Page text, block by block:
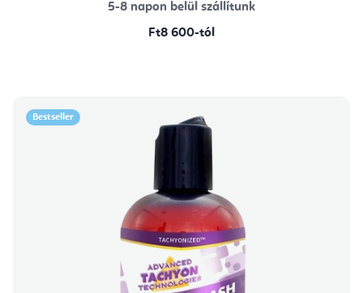
5-8 napon belül szállítunk
Ft8 600-tól
Bestseller